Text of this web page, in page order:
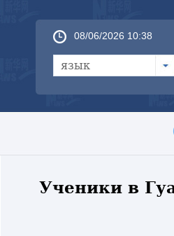
08/06/2026 10:38
язык
Ученики в